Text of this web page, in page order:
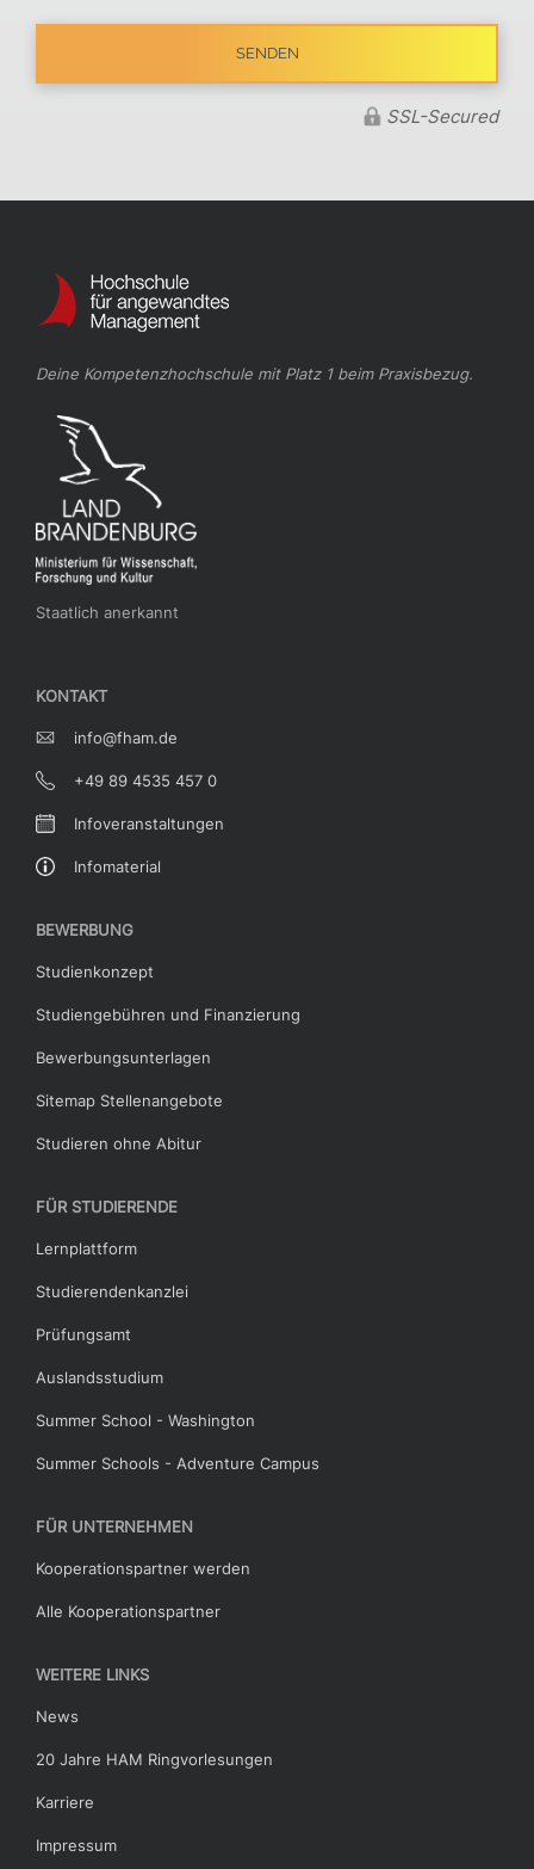
SSL-Secured
Deine Kompetenzhochschule mit Platz 1 beim Praxisbezug.
Staatlich anerkannt
KONTAKT
info@fham.de
+49 89 4535 457 0
Infoveranstaltungen
Infomaterial
BEWERBUNG
Studienkonzept
Studiengebühren und Finanzierung
Bewerbungsunterlagen
Sitemap Stellenangebote
Studieren ohne Abitur
FÜR STUDIERENDE
Lernplattform
Studierendenkanzlei
Prüfungsamt
Auslandsstudium
Summer School - Washington
Summer Schools - Adventure Campus
FÜR UNTERNEHMEN
Kooperationspartner werden
Alle Kooperationspartner
WEITERE LINKS
News
20 Jahre HAM Ringvorlesungen
Karriere
Impressum